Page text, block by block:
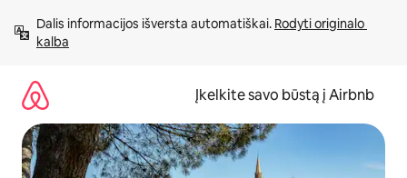
prie
turinio
Dalis informacijos išversta automatiškai. Rodyti originalo
kalba
Įkelkite savo būstą į Airbnb